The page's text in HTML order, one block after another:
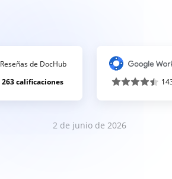
Reseñas de DocHub
263 calificaciones
2 de junio de 2026